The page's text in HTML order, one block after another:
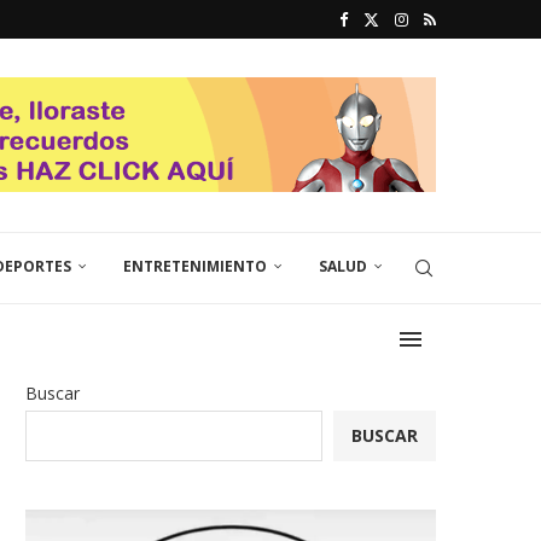
ENTRETENIMIENTO SALUD
Buscar
BUSCAR